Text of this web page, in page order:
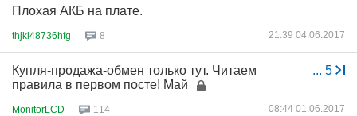
Плохая АКБ на плате.
thjkl48736hfg 8 21:39 04.06.2017
... 5
Купля-продажа-обмен только тут. Читаем
правила в первом посте! Май
MonitorLCD 114 08:44 01.06.2017